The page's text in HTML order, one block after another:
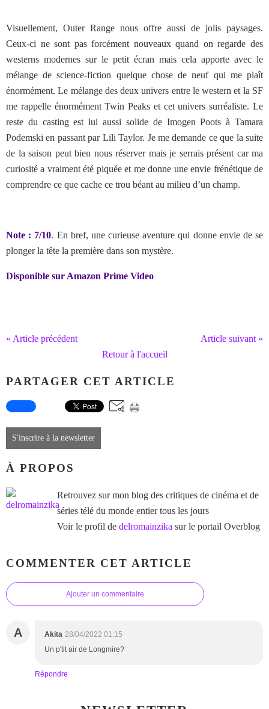
Visuellement, Outer Range nous offre aussi de jolis paysages.
Ceux-ci ne sont pas forcément nouveaux quand on regarde des
westerns modernes sur le petit écran mais cela apporte avec le
mélange de science-fiction quelque chose de neuf qui me plaît
énormément. Le mélange des deux univers entre le western et la SF
me rappelle énormément Twin Peaks et cet univers surréaliste. Le
reste du casting est lui aussi solide de Imogen Poots à Tamara
Podemski en passant par Lili Taylor. Je me demande ce que la suite
de la saison peut bien nous réserver mais je serrais présent car ma
curiosité a vraiment été piquée et me donne une envie frénétique de
comprendre ce que cache ce trou béant au milieu d’un champ.
Note : 7/10. En bref, une curieuse aventure qui donne envie de se
plonger la tête la première dans son mystère.
Disponible sur Amazon Prime Video
« Article précédent
Article suivant »
Retour à l'accueil
PARTAGER CET ARTICLE
S'inscrire à la newsletter
À PROPOS
Retrouvez sur mon blog des critiques de cinéma et de
séries télé du monde entier tous les jours
Voir le profil de delromainzika sur le portail Overblog
COMMENTER CET ARTICLE
Ajouter un commentaire
A Akita 28/04/2022 01:15
Un p'tit air de Longmire?
Répondre